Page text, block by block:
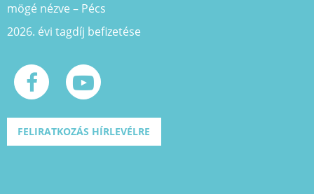
mögé nézve – Pécs
2026. évi tagdíj befizetése
FELIRATKOZÁS HÍRLEVÉLRE